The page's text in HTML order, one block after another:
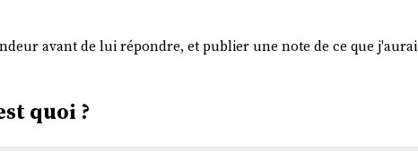
avant de lui répondre, et publier une note de ce que j'aurai
quoi ?